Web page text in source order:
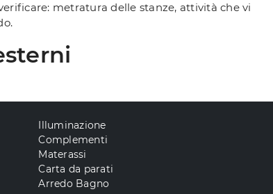
metratura delle stanze, attività che vi
Illuminazione
Complementi
Materassi
Carta da parati
Arredo Bagno